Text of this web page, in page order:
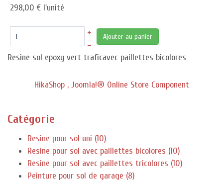
298,00 € l'unité
+
–
Ajouter au panier
Resine sol epoxy vert traficavec paillettes bicolores
HikaShop , Joomla!® Online Store Component
Catégorie
Resine pour sol uni (10)
Resine pour sol avec paillettes bicolores (10)
Resine pour sol avec paillettes tricolores (10)
Peinture pour sol de garage (8)